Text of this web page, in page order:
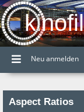
Neu anmelden
Aspect Ratios